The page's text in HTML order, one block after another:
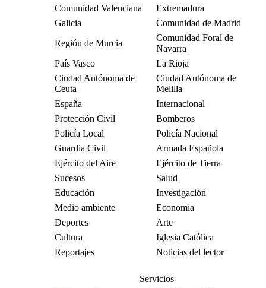
Comunidad Valenciana
Extremadura
Galicia
Comunidad de Madrid
Región de Murcia
Comunidad Foral de
Navarra
País Vasco
La Rioja
Ciudad Autónoma de
Ceuta
Ciudad Autónoma de
Melilla
España
Internacional
Protección Civil
Bomberos
Policía Local
Policía Nacional
Guardia Civil
Armada Española
Ejército del Aire
Ejército de Tierra
Sucesos
Salud
Educación
Investigación
Medio ambiente
Economía
Deportes
Arte
Cultura
Iglesia Católica
Reportajes
Noticias del lector
Servicios